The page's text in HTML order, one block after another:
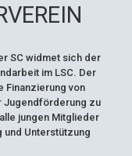
SC widmet sich der
im LSC. Der
Finanzierung von
Jugendförderung zu
jungen Mitglieder
und Unterstützung